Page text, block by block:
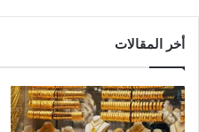
ب
و
أخر المقالات